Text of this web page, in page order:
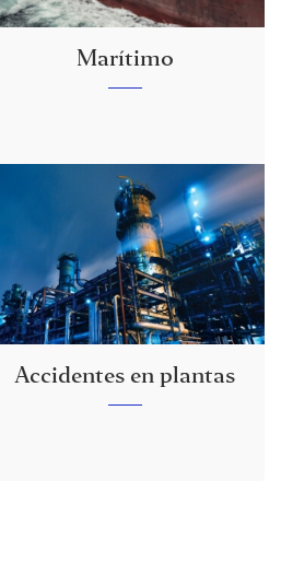
Marítimo
Accidentes en plantas